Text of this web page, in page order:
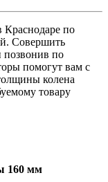
Краснодаре по
Совершить
позвонив по
помогут вам с
колена
товару
160 мм